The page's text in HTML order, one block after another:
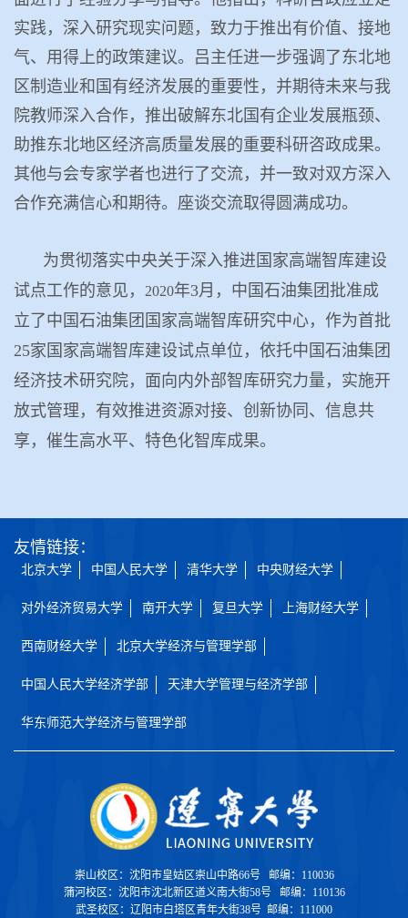
实践，深入研究现实问题，致力于推出有价值、接地
气、用得上的政策建议。吕主任进一步强调了东北地
区制造业和国有经济发展的重要性，并期待未来与我
院教师深入合作，推出破解东北国有企业发展瓶颈、
助推东北地区经济高质量发展的重要科研咨政成果。
其他与会专家学者也进行了交流，并一致对双方深入
合作充满信心和期待。座谈交流取得圆满成功。
为贯彻落实中央关于深入推进国家高端智库建设
试点工作的意见，
2020年3月，中国石油集团批准成
立了中国石油集团国家高端智库研究中心，作为首批
25家国家高端智库建设试点单位 ， 依托中国石油集团
经济技术研究院，面向内外部智库研究力量，实施开
放式管理，有效推进资源对接、创新协同、信息共
享，催生高水平、特色化智库成果。
友情链接：
北京大学 中国人民大学 清华大学 中央财经大学
对外经济贸易大学 南开大学 复旦大学 上海财经大学
西南财经大学 北京大学经济与管理学部
中国人民大学经济学部 天津大学管理与经济学部
华东师范大学经济与管理学部
崇山校区：沈阳市皇姑区崇山中路66号 邮编：110036
蒲河校区：沈阳市沈北新区道义南大街58号 邮编：110136
武圣校区：辽阳市白塔区青年大街38号 邮编：111000